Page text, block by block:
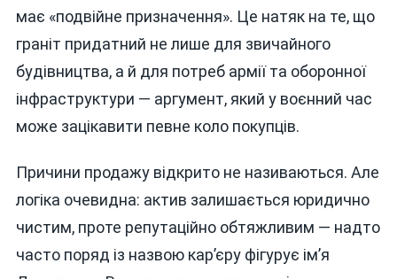
має «подвійне призначення». Це натяк на те, що
граніт придатний не лише для звичайного
будівництва, а й для потреб армії та оборонної
інфраструктури — аргумент, який у воєнний час
може зацікавити певне коло покупців.
Причини продажу відкрито не називаються. Але
логіка очевидна: актив залишається юридично
чистим, проте репутаційно обтяжливим — надто
часто поряд із назвою кар’єру фігурує ім’я